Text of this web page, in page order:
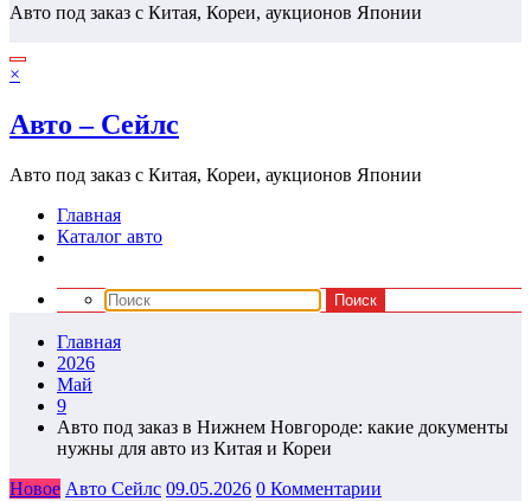
Авто под заказ с Китая, Кореи, аукционов Японии
×
Авто – Сейлс
Авто под заказ с Китая, Кореи, аукционов Японии
Главная
Каталог авто
Главная
2026
Май
9
Авто под заказ в Нижнем Новгороде: какие документы
нужны для авто из Китая и Кореи
Новое Авто Сейлс 09.05.2026 0 Комментарии